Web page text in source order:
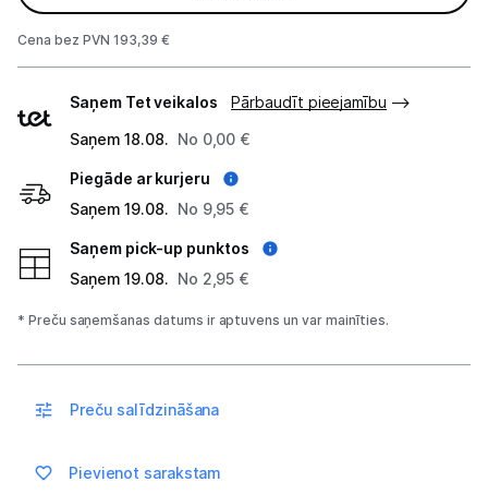
Tosteri
Grili
Augļu žāvētāji
Gaļas maļamās mašīnas
Maizes krāsnis
Multivārāmie katli
Friteri
Vakuuma iepakotāji
Cena bez PVN 193,39 €
veidi
Saņem Tet veikalos
Pārbaudīt pieejamību
Saņem 18.08. No 0,00 €
Piegāde ar kurjeru
Saņem 19.08. No 9,95 €
Saņem pick-up punktos
Saņem 19.08. No 2,95 €
* Preču saņemšanas datums ir aptuvens un var mainīties.
Preču salīdzināšana
Pievienot sarakstam